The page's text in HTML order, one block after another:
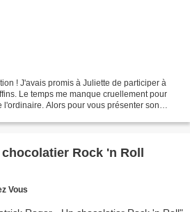
! J'avais promis à Juliette de participer à
Le temps me manque cruellement pour
l'ordinaire. Alors pour vous présenter son
Rock 'n Roll
Vous